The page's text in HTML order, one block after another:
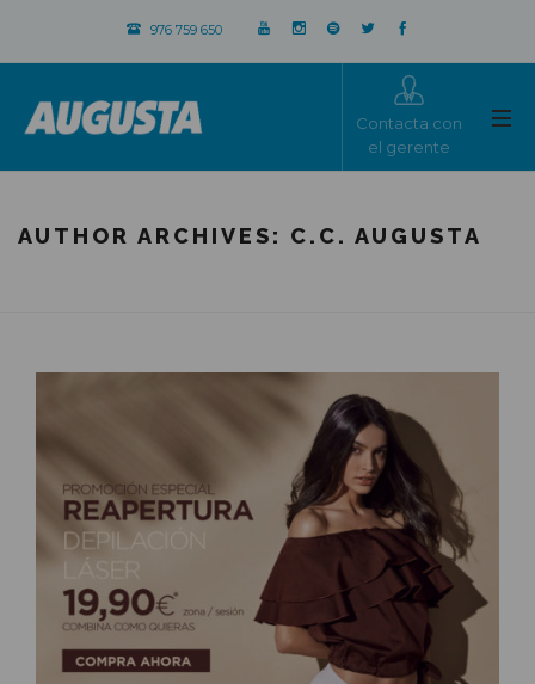
976 759 650
Contacta con
el gerente
AUTHOR ARCHIVES: C.C. AUGUSTA